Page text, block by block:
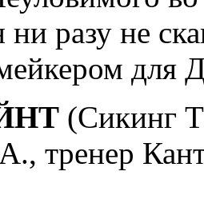
разу не
для
(Сикинг
тренер